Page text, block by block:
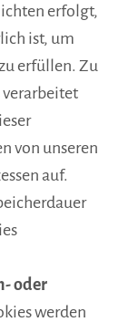
erfolgt,
ist, um
erfüllen. Zu
verarbeitet
von unseren
auf.
oder
werden